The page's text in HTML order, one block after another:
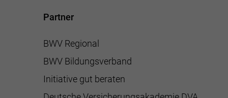
Partner
BWV Regional
BWV Bildungsverband
Initiative gut beraten